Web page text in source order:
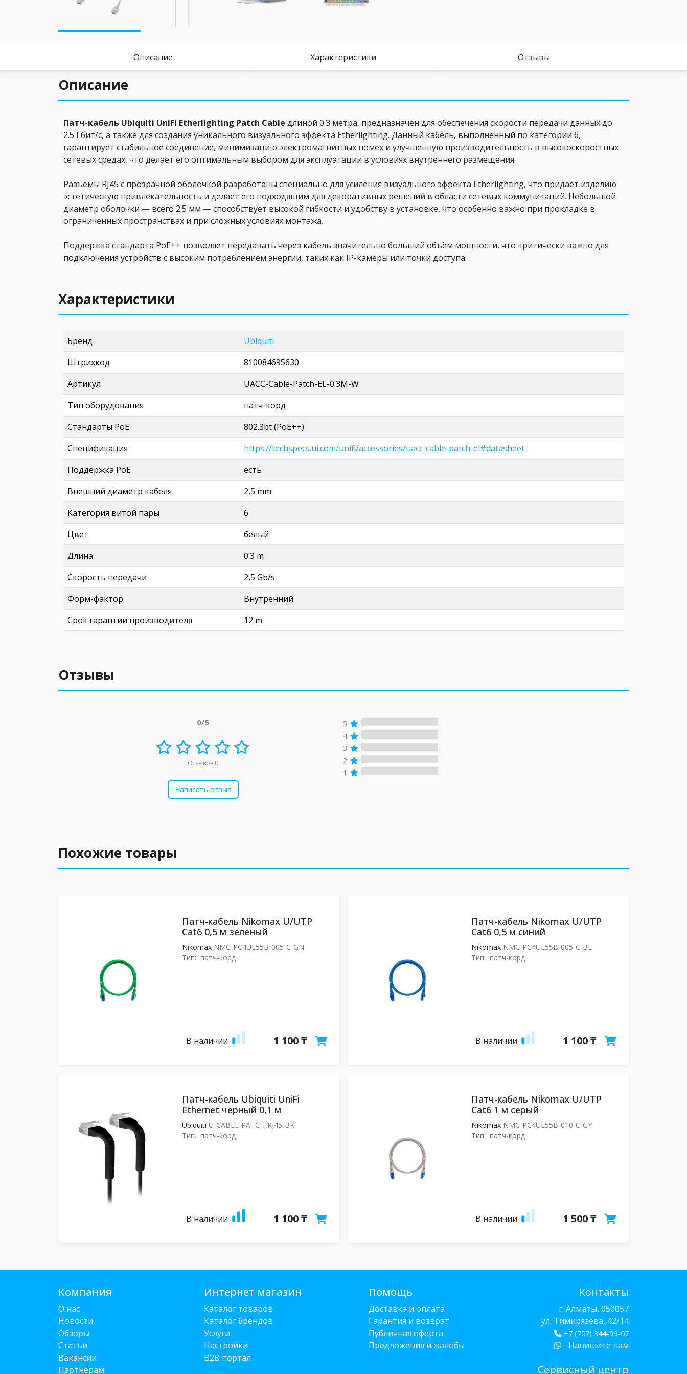
Описание Характеристики Отзывы
Описание
Патч-кабель Ubiquiti UniFi Etherlighting Patch Cable длиной 0.3 метра, предназначен для обеспечения скорости передачи данных до
2.5 Гбит/с, а также для создания уникального визуального эффекта Etherlighting. Данный кабель, выполненный по категории 6,
гарантирует стабильное соединение, минимизацию электромагнитных помех и улучшенную производительность в высокоскоростных
сетевых средах, что делает его оптимальным выбором для эксплуатации в условиях внутреннего размещения.
Разъёмы RJ45 с прозрачной оболочкой разработаны специально для усиления визуального эффекта Etherlighting, что придаёт изделию
эстетическую привлекательность и делает его подходящим для декоративных решений в области сетевых коммуникаций. Небольшой
диаметр оболочки — всего 2.5 мм — способствует высокой гибкости и удобству в установке, что особенно важно при прокладке в
ограниченных пространствах и при сложных условиях монтажа.
Поддержка стандарта PoE++ позволяет передавать через кабель значительно больший объём мощности, что критически важно для
подключения устройств с высоким потреблением энергии, таких как IP-камеры или точки доступа.
Характеристики
Бренд
Ubiquiti
Штрихкод
810084695630
Артикул
UACC-Cable-Patch-EL-0.3M-W
Тип оборудования
патч-корд
Стандарты PoE
802.3bt (PoE++)
Спецификация
https://techspecs.ui.com/unifi/accessories/uacc-cable-patch-el#datasheet
Поддержка PoE
есть
Внешний диаметр кабеля
2,5 mm
Категория витой пары
6
Цвет
белый
Длина
0.3 m
Скорость передачи
2,5 Gb/s
Форм-фактор
Внутренний
Срок гарантии производителя
12 m
Отзывы
0/5
Отзывов 0
Написать отзыв
5
4
3
2
1
Похожие товары
Патч-кабель Nikomax U/UTP
Cat6 0,5 м зеленый
NikomaxNMC-PC4UE55B-005-C-GN
Тип: патч-корд
В наличии 1 100 ₸
Патч-кабель Nikomax U/UTP
Cat6 0,5 м синий
NikomaxNMC-PC4UE55B-005-C-BL
Тип: патч-корд
В наличии 1 100 ₸
Патч-кабель Ubiquiti UniFi
Ethernet чёрный 0,1 м
Ubiquiti U-CABLE-PATCH-RJ45-BK
Тип: патч-корд
В наличии 1 100 ₸
Патч-кабель Nikomax U/UTP
Cat6 1 м серый
NikomaxNMC-PC4UE55B-010-C-GY
Тип: патч-корд
В наличии 1 500 ₸
Компания
О нас
Новости
Обзоры
Статьи
Вакансии
Партнёрам
Интернет магазин
Каталог товаров
Каталог брендов
Услуги
Настройки
B2B портал
Помощь
Доставка и оплата
Гарантия и возврат
Публичная оферта
Предложения и жалобы
Контакты
г. Алматы, 050057
ул. Тимирязева, 42/14
+7 (707) 344-99-07
- Напишите нам
Сервисный центр